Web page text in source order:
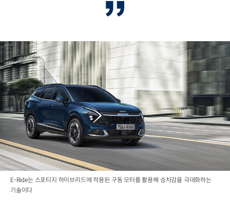
E-Ride는 스포티지 하이브리드에 적용된 구동 모터를 활용해 승차감을 극대화하는
기술이다